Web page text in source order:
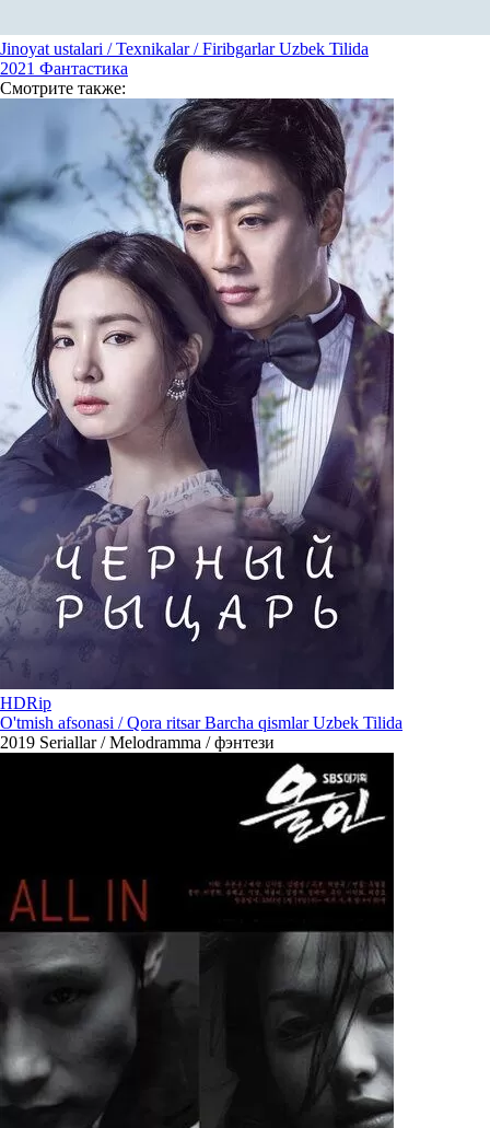
Jinoyat ustalari / Texnikalar / Firibgarlar Uzbek Tilida
2021 Фантастика
Смотрите также:
HDRip
O'tmish afsonasi / Qora ritsar Barcha qismlar Uzbek Tilida
2019 Seriallar / Melodramma / фэнтези